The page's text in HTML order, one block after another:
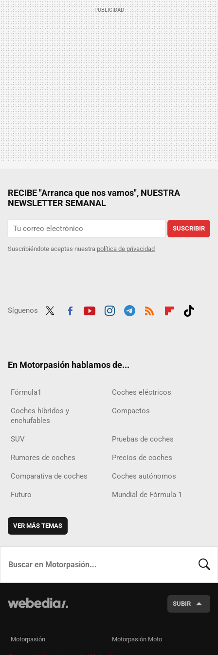
RECIBE "Arranca que nos vamos", NUESTRA
NEWSLETTER SEMANAL
SUSCRIBIR
Suscribiéndote aceptas nuestra política de privacidad
Síguenos
En Motorpasión hablamos de...
Fórmula1 Coches eléctricos
Coches híbridos y
enchufables
Compactos
SUV Pruebas de coches
Rumores de coches Precios de coches
Comparativa de coches Coches autónomos
Futuro Mundial de Fórmula 1
VER MÁS TEMAS
SUBIR
Motorpasión Motorpasión Moto